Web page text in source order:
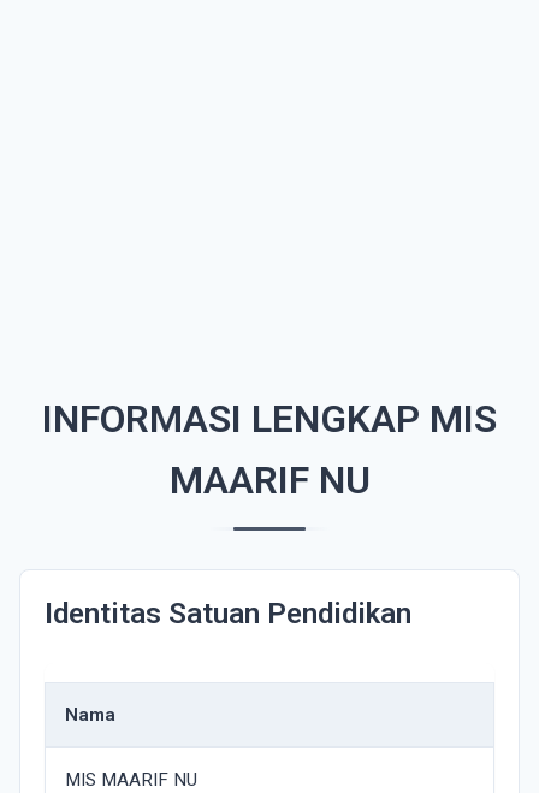
INFORMASI LENGKAP MIS
MAARIF NU
Identitas Satuan Pendidikan
Nama
MIS MAARIF NU